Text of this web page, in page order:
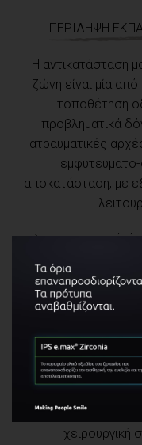
ΠΕΡΙΛΗΨΗ
Η αντικατάσταση
ζώνη είναι μία
τοποθέτηση
προβληματικά
ατραυματικές
αποκατάσταση, με
Σε περιστατικά,
οστική
σενάριο
Η Άμεση
μία χειρουργική
δημιουργήθηκε με
για άμεση φόρτιση
τον τρόπο,
διαστάσεων
χειρουργική